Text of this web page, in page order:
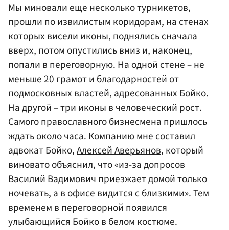
Мы миновали еще несколько турникетов,
прошли по извилистым коридорам, на стенах
которых висели иконы, поднялись сначала
вверх, потом опустились вниз и, наконец,
попали в переговорную. На одной стене – не
меньше 20 грамот и благодарностей от
подмосковных властей, адресованных Бойко.
На другой – три иконы в человеческий рост.
Самого православного бизнесмена пришлось
ждать около часа. Компанию мне составил
адвокат Бойко,Алексей Аверьянов, который
виновато объяснил, что «из-за допросов
Василий Вадимович приезжает домой только
ночевать, а в офисе видится с близкими». Тем
временем в переговорной появился
улыбающийся Бойко в белом костюме.